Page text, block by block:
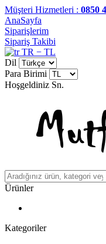
Müşteri Hizmetleri : 0850
AnaSayfa
Siparişlerim
Sipariş Takibi
TR − TL
Dil
Para Birimi
Hoşgeldiniz Sn.
Ürünler
Kategoriler